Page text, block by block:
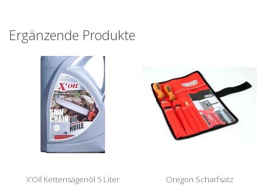
Ergänzende Produkte
X’Oil Kettensägenöl 5 Liter Oregon Scharfsatz